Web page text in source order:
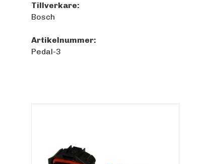
Tillverkare:
Bosch
Artikelnummer:
Pedal-3